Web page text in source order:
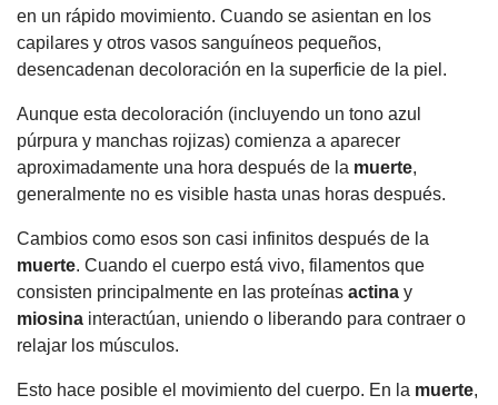
en un rápido movimiento. Cuando se asientan en los
capilares y otros vasos sanguíneos pequeños,
desencadenan decoloración en la superficie de la piel.
Aunque esta decoloración (incluyendo un tono azul
púrpura y manchas rojizas) comienza a aparecer
aproximadamente una hora después de la muerte,
generalmente no es visible hasta unas horas después.
Cambios como esos son casi infinitos después de la
muerte. Cuando el cuerpo está vivo, filamentos que
consisten principalmente en las proteínas actina y
miosina interactúan, uniendo o liberando para contraer o
relajar los músculos.
Esto hace posible el movimiento del cuerpo. En la muerte,